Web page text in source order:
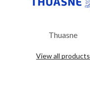
Thuasne
View all products